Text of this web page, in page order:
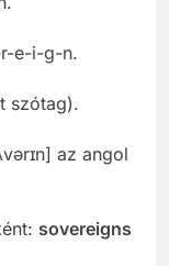
e-i-g-n.
szótag).
az angol
sovereigns